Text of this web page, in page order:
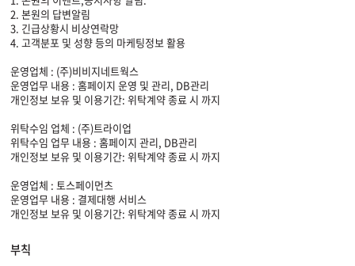
2. 본원의 답변알림
3. 긴급상황시 비상연락망
4. 고객분포 및 성향 등의 마케팅정보 활용
운영업체 : (주)비비지네트웍스
운영업무 내용 : 홈페이지 운영 및 관리, DB관리
개인정보 보유 및 이용기간: 위탁계약 종료 시 까지
위탁수임 업체 : (주)트라이업
위탁수임 업무 내용 : 홈페이지 관리, DB관리
개인정보 보유 및 이용기간: 위탁계약 종료 시 까지
운영업체 : 토스페이먼츠
운영업무 내용 : 결제대행 서비스
개인정보 보유 및 이용기간: 위탁계약 종료 시 까지
부칙